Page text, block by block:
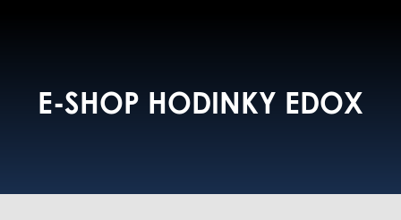
E-SHOP HODINKY EDOX